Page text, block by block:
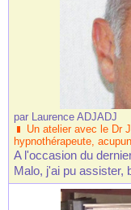
par Laurence ADJADJ
Un atelier avec le Dr
hypnothérapeute,
A l'occasion du
Malo, j'ai pu assister,